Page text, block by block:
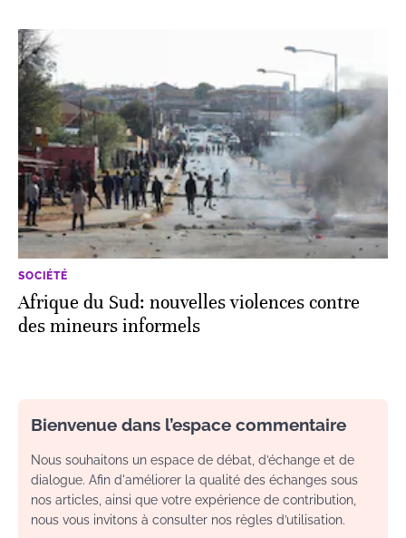
SOCIÉTÉ
Afrique du Sud: nouvelles violences contre
des mineurs informels
Bienvenue dans l’espace commentaire
Nous souhaitons un espace de débat, d’échange et de
dialogue. Afin d'améliorer la qualité des échanges sous
nos articles, ainsi que votre expérience de contribution,
nous vous invitons à consulter nos règles d’utilisation.